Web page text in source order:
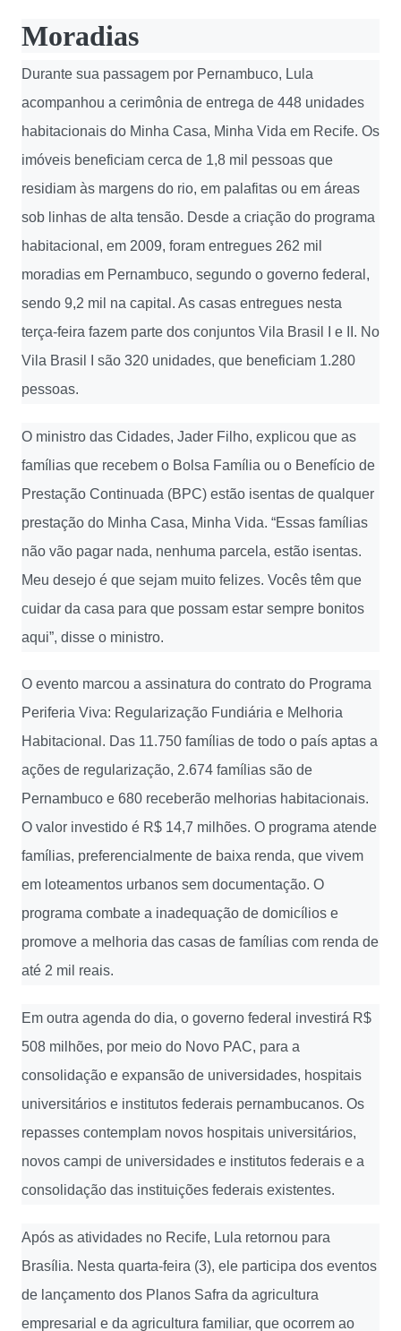
Moradias
Durante sua passagem por Pernambuco, Lula
acompanhou a cerimônia de entrega de 448 unidades
habitacionais do Minha Casa, Minha Vida em Recife. Os
imóveis beneficiam cerca de 1,8 mil pessoas que
residiam às margens do rio, em palafitas ou em áreas
sob linhas de alta tensão. Desde a criação do programa
habitacional, em 2009, foram entregues 262 mil
moradias em Pernambuco, segundo o governo federal,
sendo 9,2 mil na capital. As casas entregues nesta
terça-feira fazem parte dos conjuntos Vila Brasil I e II. No
Vila Brasil I são 320 unidades, que beneficiam 1.280
pessoas.
O ministro das Cidades, Jader Filho, explicou que as
famílias que recebem o Bolsa Família ou o Benefício de
Prestação Continuada (BPC) estão isentas de qualquer
prestação do Minha Casa, Minha Vida. “Essas famílias
não vão pagar nada, nenhuma parcela, estão isentas.
Meu desejo é que sejam muito felizes. Vocês têm que
cuidar da casa para que possam estar sempre bonitos
aqui”, disse o ministro.
O evento marcou a assinatura do contrato do Programa
Periferia Viva: Regularização Fundiária e Melhoria
Habitacional. Das 11.750 famílias de todo o país aptas a
ações de regularização, 2.674 famílias são de
Pernambuco e 680 receberão melhorias habitacionais.
O valor investido é R$ 14,7 milhões. O programa atende
famílias, preferencialmente de baixa renda, que vivem
em loteamentos urbanos sem documentação. O
programa combate a inadequação de domicílios e
promove a melhoria das casas de famílias com renda de
até 2 mil reais.
Em outra agenda do dia, o governo federal investirá R$
508 milhões, por meio do Novo PAC, para a
consolidação e expansão de universidades, hospitais
universitários e institutos federais pernambucanos. Os
repasses contemplam novos hospitais universitários,
novos campi de universidades e institutos federais e a
consolidação das instituições federais existentes.
Após as atividades no Recife, Lula retornou para
Brasília. Nesta quarta-feira (3), ele participa dos eventos
de lançamento dos Planos Safra da agricultura
empresarial e da agricultura familiar, que ocorrem ao